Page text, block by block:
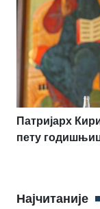
Патријарх
пету
Најчитаније